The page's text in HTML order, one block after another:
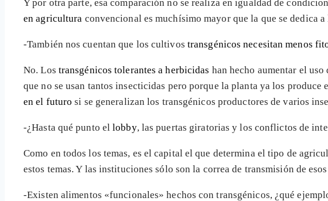
Y por otra parte, esa comparación no se realiza en igualdad de
en agricultura convencional es muchísimo mayor que la que se dedica
-También nos cuentan que los cultivos transgénicos necesitan menos
No. Los transgénicos tolerantes a herbicidas han hecho aumentar el
que no se usan tantos insecticidas pero porque la planta ya los
en el futuro si se generalizan los transgénicos productores de varios
-¿Hasta qué punto ellobby, las puertas giratorias y los conflictos de
Como en todos los temas, es el capital el que determina el tipo de
estos temas. Y las instituciones sólo son la correa de transmisión de
-Existen alimentos «funcionales» hechos con transgénicos, ¿qué